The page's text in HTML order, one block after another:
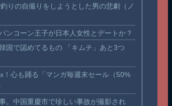
りの自撮りをしようとした男の悲劇（ノ
ンコーン王子が日本人女性とデートか？
国で認めてるもの 「キムチ」あと3つ
！心も踊る「マンガ毎週末セール（50%
。中国重慶市で珍しい事故が撮影され